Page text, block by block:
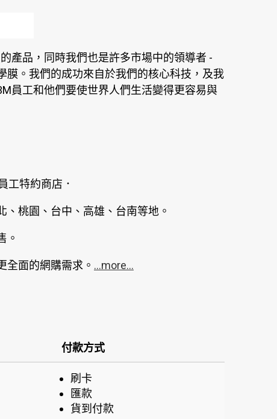
產品，同時我們也是許多市場中的領導者 -
。我們的成功來自於我們的核心科技，及我
員工和他們要使世界人們生活變得更容易與
工特約商店．
桃園、台中、高雄、台南等地。
。
全面的網購需求。 ...more...
付款方式
刷卡
匯款
貨到付款